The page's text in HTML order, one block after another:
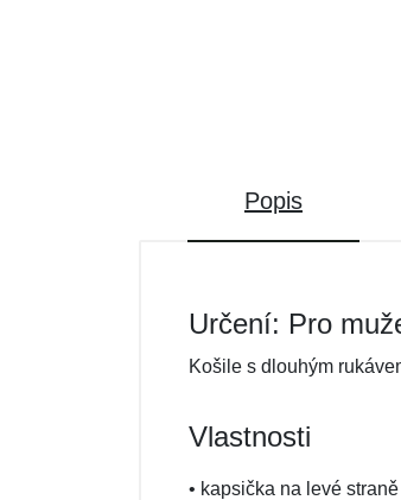
Popis
Určení: Pro
Košile s dlouhým
Vlastnosti
• kapsička na levé straně